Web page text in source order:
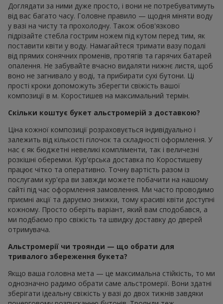
Доглядати за ними дуже просто, і вони не потребуватимуть
від вас багато часу. Головне правило — щодня міняти воду
у вазі на чисту та прохолодну. Також обов'язково
підрізайте стебла гострим ножем під кутом перед тим, як
поставити квіти у воду. Намагайтеся тримати вазу подалі
від прямих сонячних променів, протягів та гарячих батарей
опалення. Не забувайте вчасно видаляти нижнє листя, щоб
воно не загнивало у воді, та прибирати сухі бутони. Ці
прості кроки допоможуть зберегти свіжість вашої
композиції в м. Коростишев на максимальний термін.
Скільки коштує букет альстромерій з доставкою?
Ціна кожної композиції розраховується індивідуально і
залежить від кількості гілочок та складності оформлення. У
нас є як бюджетні невеликі компліменти, так і величезні
розкішні оберемки. Кур'єрська доставка по Коростишеву
працює чітко та оперативно. Точну вартість разом із
послугами кур'єра ви завжди можете побачити на нашому
сайті під час оформлення замовлення. Ми часто проводимо
приємні акції та даруємо знижки, тому красиві квіти доступні
кожному. Просто оберіть варіант, який вам сподобався, а
ми подбаємо про свіжість та швидку доставку до дверей
отримувача.
Альстромерії чи троянди — що обрати для
тривалого збереження букета?
Якщо ваша головна мета — це максимальна стійкість, то ми
однозначно радимо обрати саме альстромерії. Вони здатні
зберігати ідеальну свіжість у вазі до двох тижнів завдяки